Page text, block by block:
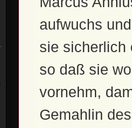
aufwuchs
sie sicherlich
so daß sie
vornehm,
Gemahlin